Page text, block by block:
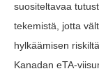
suositeltavaa
tekemistä, jotta
hylkäämisen riskiltä.
Kanadan eTA-